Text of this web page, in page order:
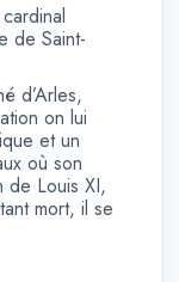
de Saint-
d’Arles,
on lui
et un
où son
de Louis XI,
mort, il se